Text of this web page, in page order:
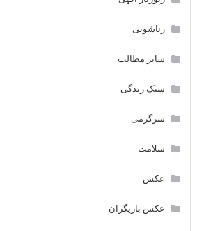
زناشویی
سایر مطالب
سبک زندگی
سرگرمی
سلامت
عکس
عکس بازیگران